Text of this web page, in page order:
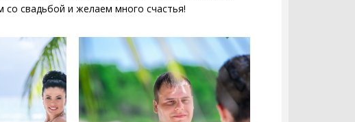
свадьбой и желаем много счастья!